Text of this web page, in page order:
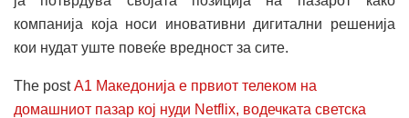
компанија која носи иновативни дигитални решенија
кои нудат уште повеќе вредност за сите.
The postА1 Македонија е првиот телеком на
домашниот пазар кој нуди Netflix, водечката светска